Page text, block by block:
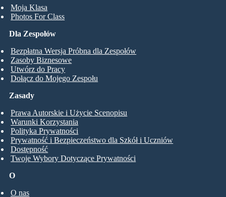
Moja Klasa
Photos For Class
Dla Zespołów
Bezpłatna Wersja Próbna dla Zespołów
Zasoby Biznesowe
Utwórz do Pracy
Dołącz do Mojego Zespołu
O
O nas
Zasady
Prawa Autorskie i Użycie Scenopisu
Warunki Korzystania
Polityka Prywatności
Prywatność i Bezpieczeństwo dla Szkół i Uczniów
Dostępność
Twoje Wybory Dotyczące Prywatności